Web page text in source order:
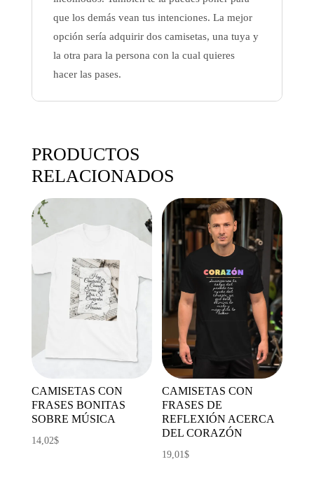
que los demás vean tus intenciones. La mejor
opción sería adquirir dos camisetas, una tuya y
la otra para la persona con la cual quieres
hacer las pases.
PRODUCTOS
RELACIONADOS
CAMISETAS CON
FRASES BONITAS
SOBRE MÚSICA
14,02$
CAMISETAS CON
FRASES DE
REFLEXIÓN ACERCA
DEL CORAZÓN
19,01$